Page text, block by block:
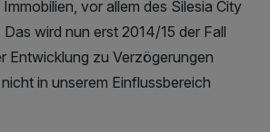
vor allem des Silesia City
wird nun erst 2014/15 der Fall
Entwicklung zu Verzögerungen
in unserem Einflussbereich